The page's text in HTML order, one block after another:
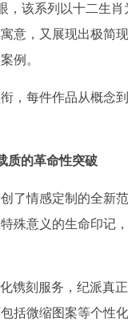
，该系列以十二生
意，又展现出极简
例。
，每件作品从概念
质的革命性突破
了情感定制的全新
殊意义的生命印记
镌刻服务，纪派真
括微缩图案等个性